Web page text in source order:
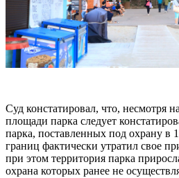
Суд констатировал, что, несмотря
площади парка следует
парка, поставленных под охрану в
границ фактически утратил свое
при этом территория парка
охрана которых ранее не